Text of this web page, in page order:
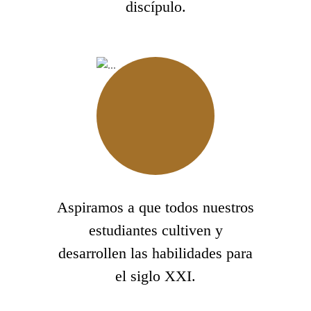
discípulo.
Aspiramos a que todos nuestros
estudiantes cultiven y
desarrollen las habilidades para
el siglo XXI.